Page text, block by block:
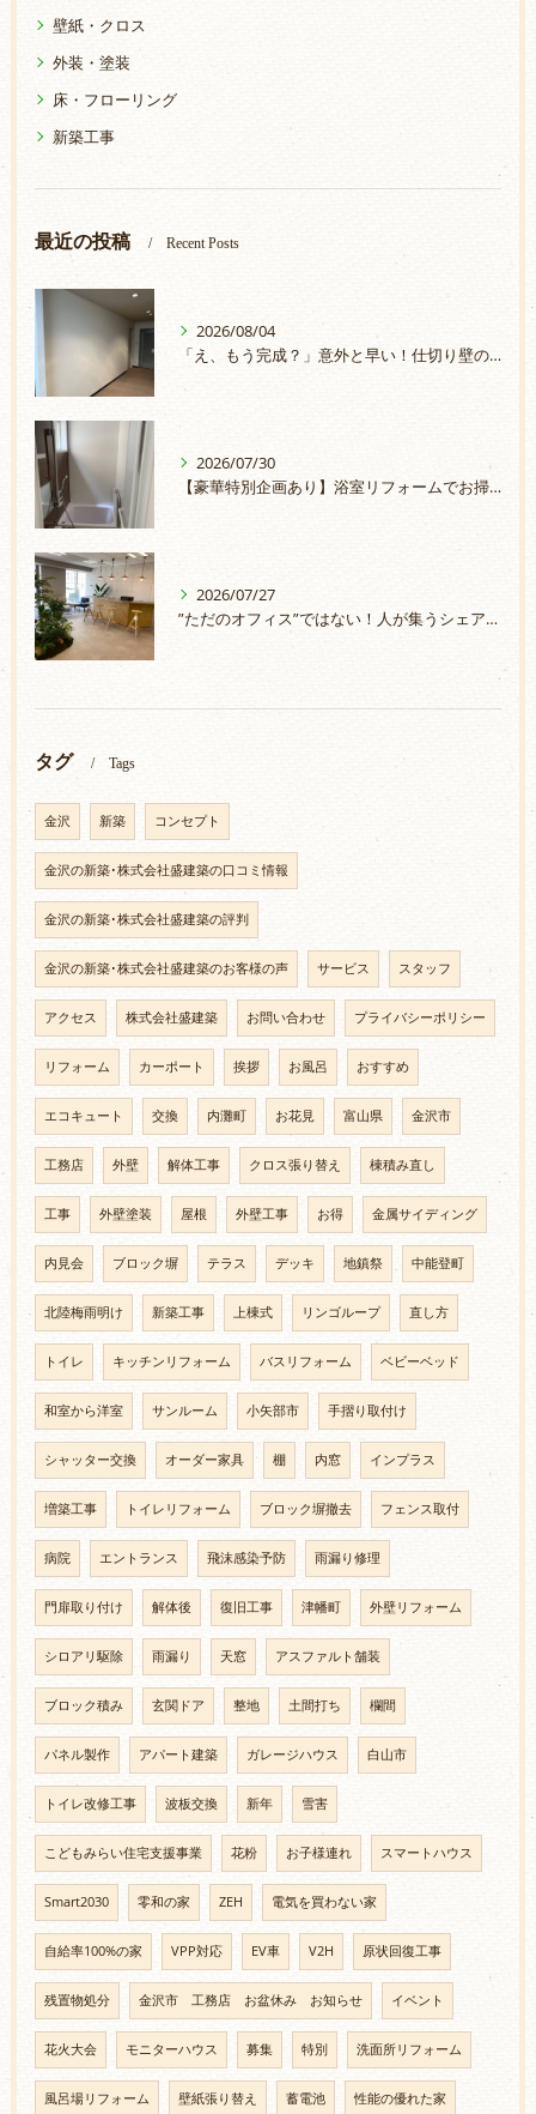
壁紙・クロス
外装・塗装
床・フローリング
新築工事
最近の投稿 Recent Posts
2026/08/04
「え、もう完成？」意外と早い！仕切り壁の取付
2026/07/30
【豪華特別企画あり】浴室リフォームでお掃除ラクラク＆安心のお風呂へ
2026/07/27
”ただのオフィス”ではない！人が集うシェアオフィスづくり
タグ Tags
金沢 新築 コンセプト
金沢の新築･株式会社盛建築の口コミ情報
金沢の新築･株式会社盛建築の評判
金沢の新築･株式会社盛建築のお客様の声 サービス スタッフ
アクセス 株式会社盛建築 お問い合わせ プライバシーポリシー
リフォーム カーポート 挨拶 お風呂 おすすめ
エコキュート 交換 内灘町 お花見 富山県 金沢市
工務店 外壁 解体工事 クロス張り替え 棟積み直し
工事 外壁塗装 屋根 外壁工事 お得 金属サイディング
内見会 ブロック塀 テラス デッキ 地鎮祭 中能登町
北陸梅雨明け 新築工事 上棟式 リンゴループ 直し方
トイレ キッチンリフォーム バスリフォーム ベビーベッド
和室から洋室 サンルーム 小矢部市 手摺り取付け
シャッター交換 オーダー家具 棚 内窓 インプラス
増築工事 トイレリフォーム ブロック塀撤去 フェンス取付
病院 エントランス 飛沫感染予防 雨漏り修理
門扉取り付け 解体後 復旧工事 津幡町 外壁リフォーム
シロアリ駆除 雨漏り 天窓 アスファルト舗装
ブロック積み 玄関ドア 整地 土間打ち 欄間
パネル製作 アパート建築 ガレージハウス 白山市
トイレ改修工事 波板交換 新年 雪害
こどもみらい住宅支援事業 花粉 お子様連れ スマートハウス
Smart2030 零和の家 ZEH 電気を買わない家
自給率100%の家 VPP対応 EV車 V2H 原状回復工事
残置物処分 金沢市 工務店 お盆休み お知らせ イベント
花火大会 モニターハウス 募集 特別 洗面所リフォーム
風呂場リフォーム 壁紙張り替え 蓄電池 性能の優れた家